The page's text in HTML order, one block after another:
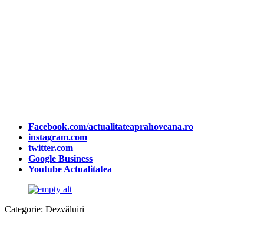
Facebook.com/actualitateaprahoveana.ro
instagram.com
twitter.com
Google Business
Youtube Actualitatea
Categorie: Dezvăluiri